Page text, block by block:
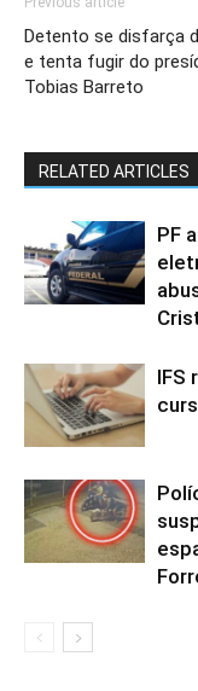
Detento se disfarça
e tenta fugir do
Tobias Barreto
RELATED ARTICLES
PF
IFS